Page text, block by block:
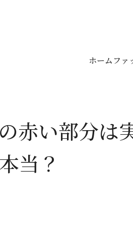
ホーム ファ
赤い部分は
当？